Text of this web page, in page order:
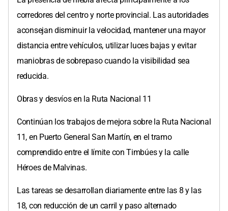
corredores del centro y norte provincial. Las autoridades
aconsejan disminuir la velocidad, mantener una mayor
distancia entre vehículos, utilizar luces bajas y evitar
maniobras de sobrepaso cuando la visibilidad sea
reducida.
Obras y desvíos en la Ruta Nacional 11
Continúan los trabajos de mejora sobre la Ruta Nacional
11, en Puerto General San Martín, en el tramo
comprendido entre el límite con Timbúes y la calle
Héroes de Malvinas.
Las tareas se desarrollan diariamente entre las 8 y las
18, con reducción de un carril y paso alternado